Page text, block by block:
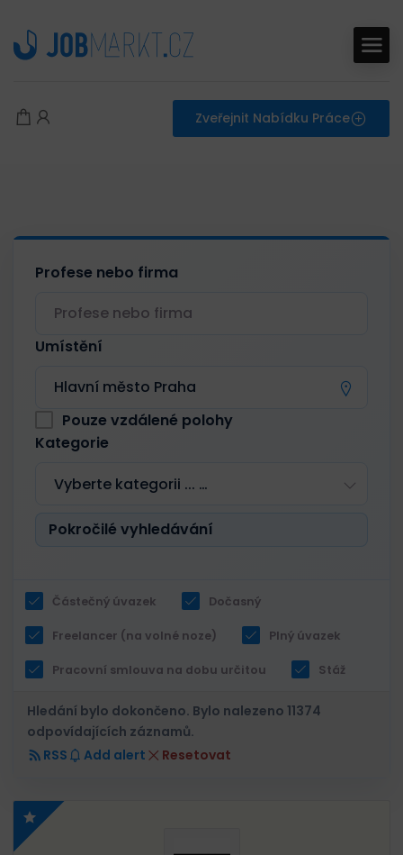
Zveřejnit Nabídku Práce
Profese nebo firma
Umístění
Pouze vzdálené polohy
Kategorie
Vyberte kategorii ... …
Pokročilé vyhledávání
Částečný úvazek Dočasný
Freelancer (na volné noze) Plný úvazek
Pracovní smlouva na dobu určitou Stáž
Hledání bylo dokončeno. Bylo nalezeno 11374
odpovídajících záznamů.
Resetovat
RSS Add alert